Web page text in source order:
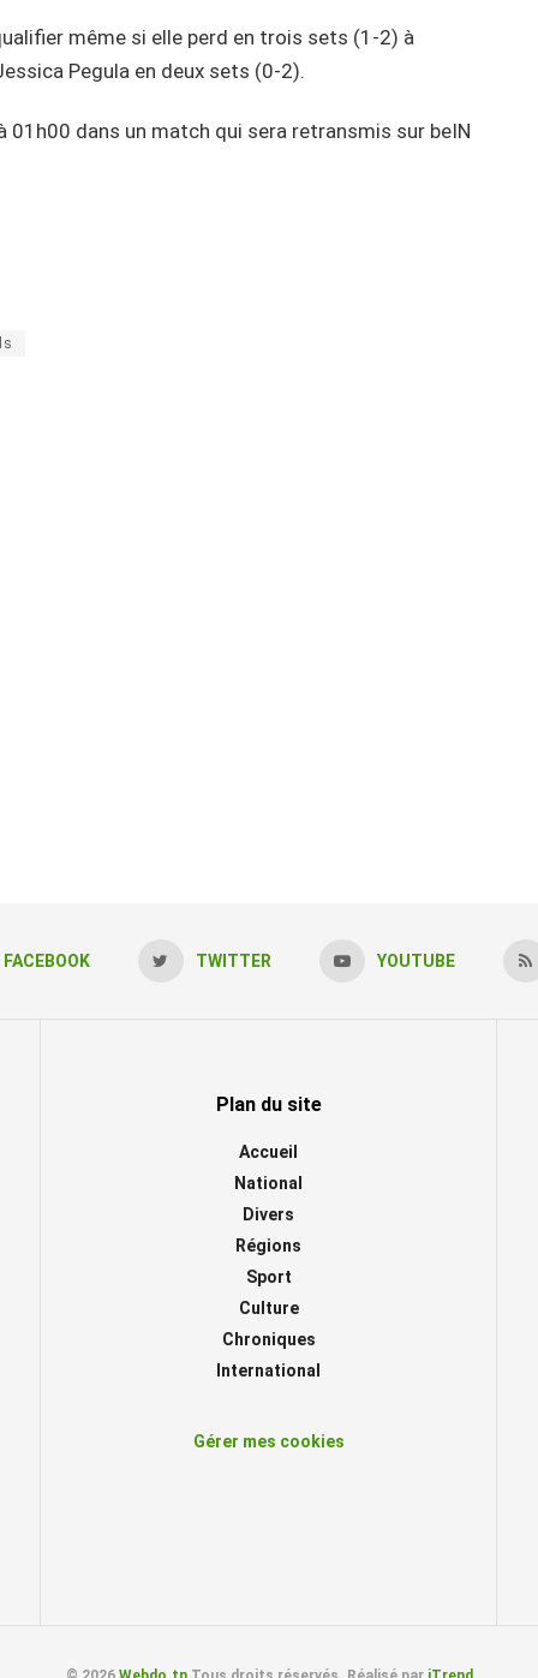
même si elle perd en trois sets (1-2) à
Pegula en deux sets (0-2).
dans un match qui sera retransmis sur beIN
FACEBOOK TWITTER YOUTUBE
Plan du site
Accueil
National
Divers
Régions
Sport
Culture
Chroniques
International
Gérer mes cookies